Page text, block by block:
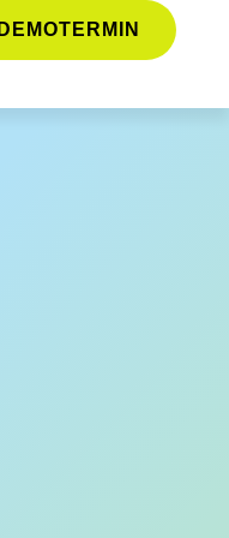
DEMOTERMIN